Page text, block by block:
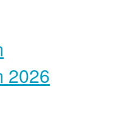
2026